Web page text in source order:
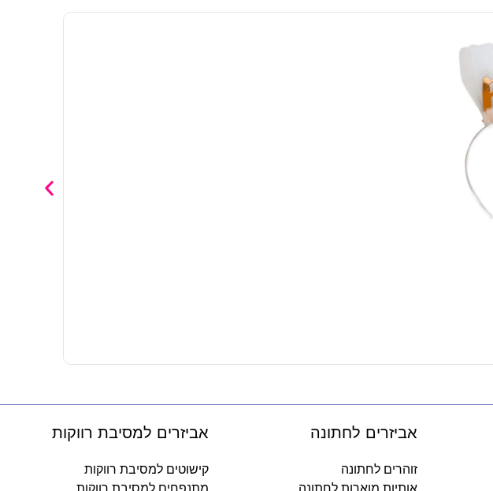
אביזרים לחתונה
זוהרים לחתונה
אביזרים למסיבת רווקות
קישוטים למסיבת רווקות